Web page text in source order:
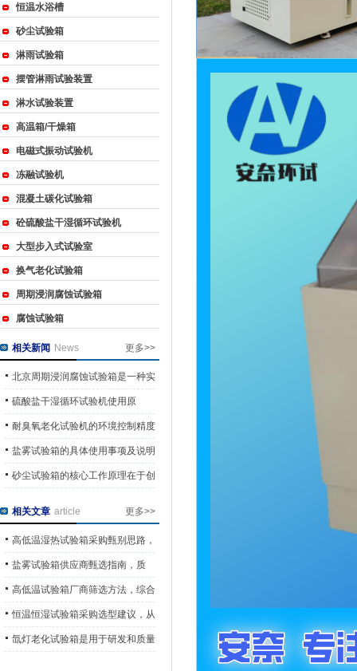
恒温水浴槽
砂尘试验箱
淋雨试验箱
摆管淋雨试验装置
淋水试验装置
高温箱/干燥箱
电磁式振动试验机
冻融试验机
混凝土碳化试验箱
砼硫酸盐干湿循环试验机
大型步入式试验室
换气老化试验箱
周期浸润腐蚀试验箱
腐蚀试验箱
相关新闻 News 更多>>
北京周期浸润腐蚀试验箱是一种实
用的工业测试工具
硫酸盐干湿循环试验机使用原
则“试样标准化、操作规范化”
耐臭氧老化试验机的环境控制精度
会直接决定试验结果的可信度
盐雾试验箱的具体使用事项及说明
砂尘试验箱的核心工作原理在于创
相关文章 article 更多>>
高低温湿热试验箱采购甄别思路，
依托产品质量与市场表现选型
盐雾试验箱供应商甄选指南，质
量、信誉、服务多维对比方法
高低温试验箱厂商筛选方法，综合
实力多维度甄别采购参考
恒温恒湿试验箱采购选型建议，从
口碑与综合实力规避采购风险
氙灯老化试验箱是用于研发和质量